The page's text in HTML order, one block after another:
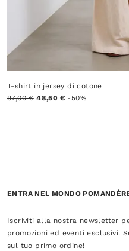
T-shirt in jersey di cotone
97,00 € 48,50 € -50%
ENTRA NEL MONDO
Iscriviti alla nostra newsletter
promozioni ed eventi esclusivi.
sul tuo primo ordine!